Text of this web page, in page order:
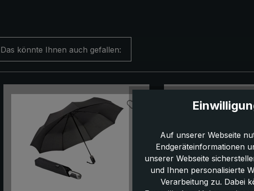
Das könnte Ihnen auch gefallen:
Auf unserer Webseite
Endgeräteinformationen
unserer Webseite
und Ihnen personalisierte
Verarbeitung zu. Dabei